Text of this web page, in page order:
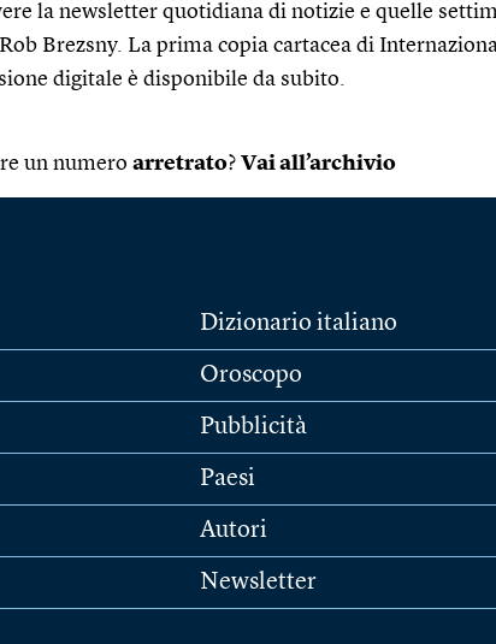
la newsletter quotidiana di notizie e quelle
Brezsny. La prima copia cartacea di
digitale è disponibile da subito.
un numero arretrato? Vai all’archivio
Dizionario italiano
Oroscopo
Pubblicità
Paesi
Autori
Newsletter